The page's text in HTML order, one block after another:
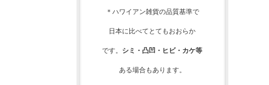
＊ハワイアン雑貨の品質基準で
日本に比べてとてもおおらか
です。 シミ・凸凹・ヒビ・カケ等
ある場合もあります。